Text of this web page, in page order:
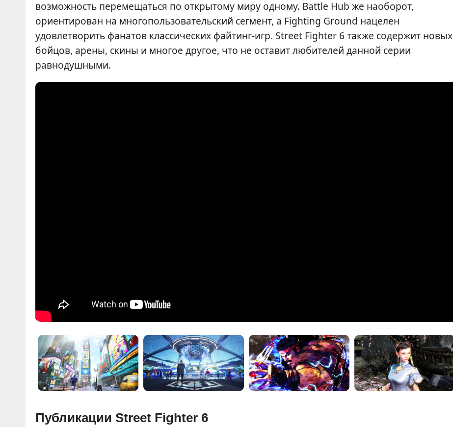
возможность перемещаться по открытому миру одному. Battle Hub же наоборот,
ориентирован на многопользовательский сегмент, а Fighting Ground нацелен
удовлетворить фанатов классических файтинг-игр. Street Fighter 6 также содержит новых
бойцов, арены, скины и многое другое, что не оставит любителей данной серии
равнодушными.
Публикации Street Fighter 6